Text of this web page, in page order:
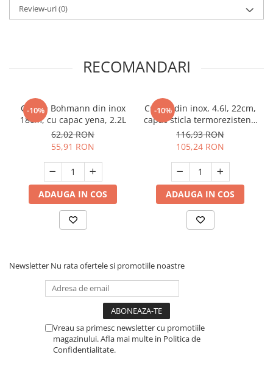
Review-uri(0)
RECOMANDARI
-10%
Cratita Bohmann din inox
18cm, cu capac yena, 2.2L
62,02 RON
55,91 RON
ADAUGA IN COS
-10%
Cratita din inox, 4.6l, 22cm,
capac sticla termorezistent,
inclusiv inductie, Bohmann,
Rosie
116,93 RON
105,24 RON
ADAUGA IN COS
Newsletter Nu rata ofertele si promotiile noastre
Vreau sa primesc newsletter cu promotiile
magazinului. Afla mai multe in Politica de
Confidentialitate.